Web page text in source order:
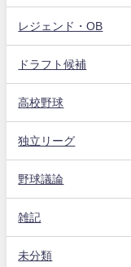
レジェンド・OB
ドラフト候補
高校野球
独立リーグ
野球議論
雑記
未分類